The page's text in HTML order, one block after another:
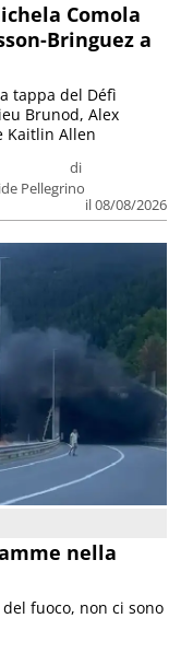
Comola
Bringuez a
di
Pellegrino
il 08/08/2026
tappa del Défì
Brunod, Alex
Kaitlin Allen
nella
fuoco, non ci sono